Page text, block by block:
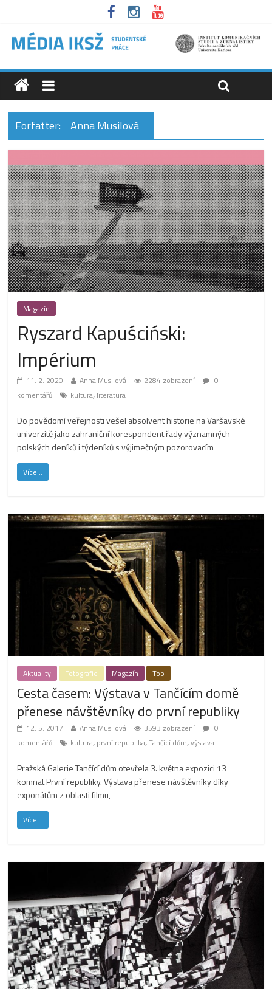
Forfatter: Anna Musilová
Magazín
Ryszard Kapuściński:
Impérium
11. 2. 2020 Anna Musilová 2284 zobrazení
0
komentářů
kultura, literatura
Do povědomí veřejnosti vešel absolvent historie na Varšavské
univerzitě jako zahraniční korespondent řady významných
polských deníků i týdeníků s výjimečným pozorovacím
Více...
Aktuality Fotografie Magazín Top
Cesta časem: Výstava v Tančícím domě
přenese návštěvníky do první republiky
12. 5. 2017 Anna Musilová 3593 zobrazení
0
komentářů
kultura, první republika,Tančící dům,výstava
Pražská Galerie Tančící dům otevřela 3. května expozici 13
komnat První republiky. Výstava přenese návštěvníky díky
exponátům z oblasti filmu,
Více...